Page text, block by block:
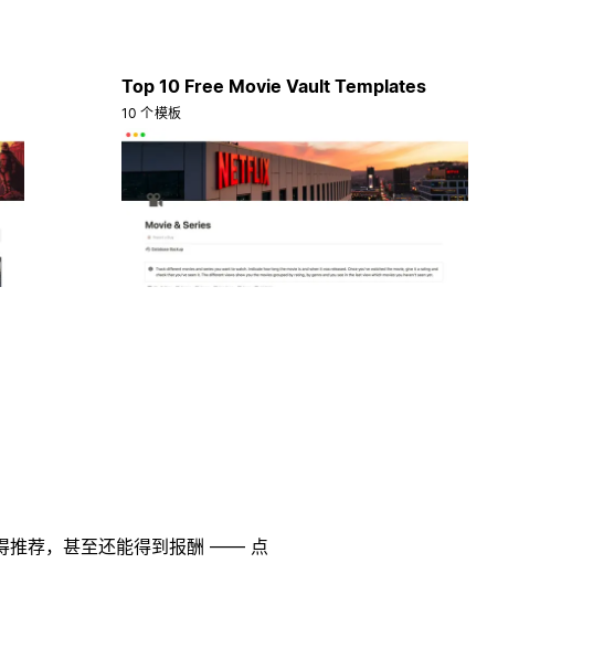
Top 10 Free Movie Vault Templates
10 个模板
推荐，甚至还能得到报酬 —— 点